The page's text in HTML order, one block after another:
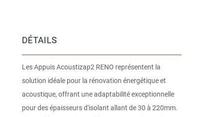
DÉTAILS
Les Appuis Acoustizap2 RENO représentent la
solution idéale pour la rénovation énergétique et
acoustique, offrant une adaptabilité exceptionnelle
pour des épaisseurs d'isolant allant de 30 à 220mm.